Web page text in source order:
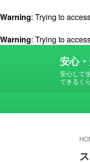
Warning: Trying to
Warning: Trying to
安心
安心して
できるく